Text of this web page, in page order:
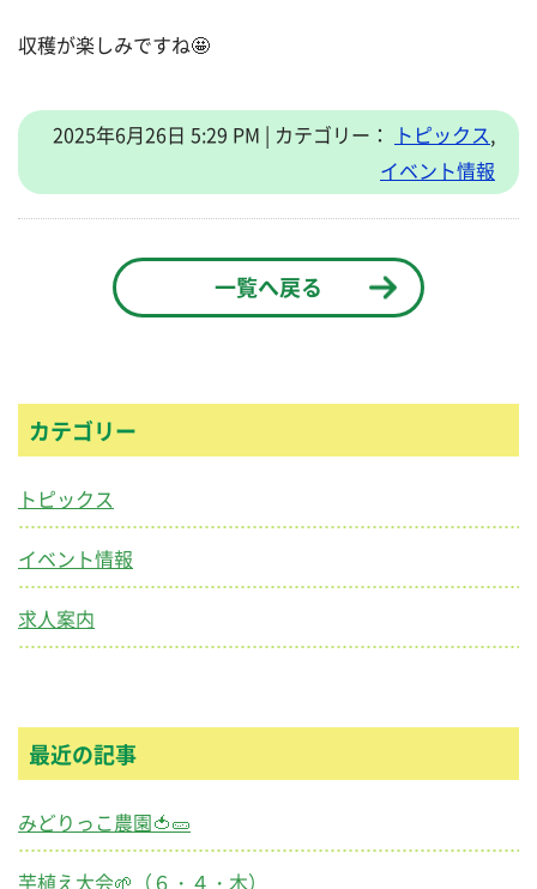
収穫が楽しみですね🤩
2025年6月26日 5:29 PM | カテゴリー： トピックス,
イベント情報
一覧へ戻る
カテゴリー
トピックス
イベント情報
求人案内
最近の記事
みどりっこ農園🍅🥒
芋植え大会🌱（６・４・木）